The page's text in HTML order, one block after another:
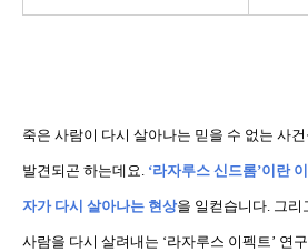
죽은 사람이 다시 살아나는 믿을 수 없는 사
발견되곤 하는데요. ‘라자루스 신드롬’이란
자가 다시 살아나는 현상을 일컫습니다. 그리
사람을 다시 살려내는 ‘라자루스 이펙트’ 연